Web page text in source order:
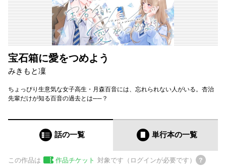
宝石箱に愛をつめよう
みきもと凜
ちょっぴり生意気な女子高生・月森百音には、忘れられない人がいる。杏治
先輩だけが知る百音の過去とは──？
話の一覧 単行本の一覧
この作品は 作品チケット 対象です（ログインが必要です）